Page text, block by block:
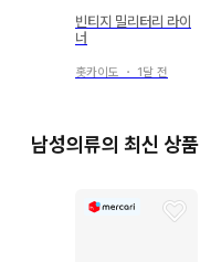
빈티지 밀리터리 라이
너
홋카이도 ・ 1달 전
남성의류의 최신 상품